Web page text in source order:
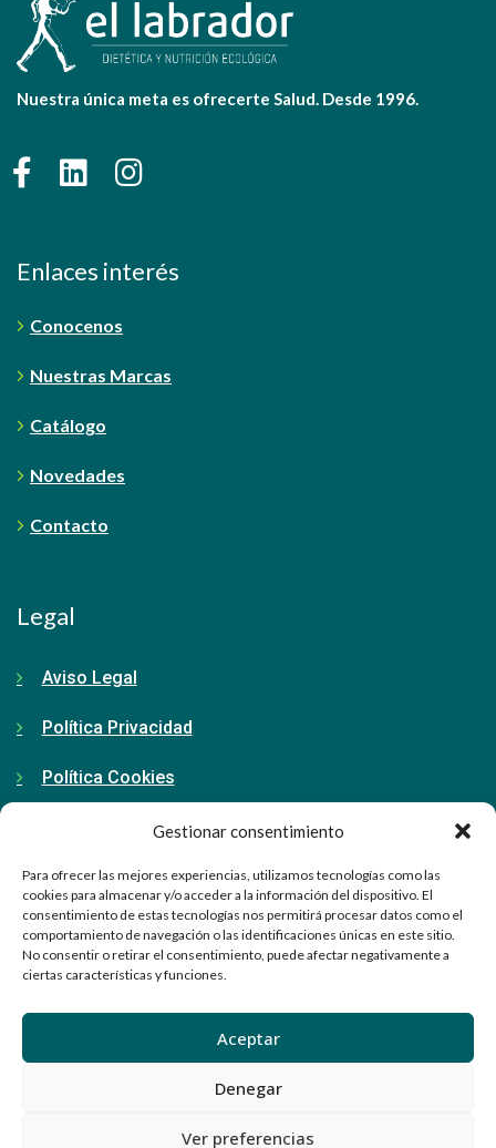
Gestionar consentimiento
Para ofrecer las mejores experiencias, utilizamos tecnologías como las
cookies para almacenar y/o acceder a la información del dispositivo. El
consentimiento de estas tecnologías nos permitirá procesar datos como el
comportamiento de navegación o las identificaciones únicas en este sitio.
No consentir o retirar el consentimiento, puede afectar negativamente a
ciertas características y funciones.
Aceptar
Denegar
Ver preferencias
Nuestra única meta es ofrecerte Salud. Desde 1996.
Enlaces interés
Conocenos
Nuestras Marcas
Catálogo
Novedades
Contacto
Legal
Aviso Legal
Política Privacidad
Política Cookies
Contacto
91 798 71 15
info@ellabrador.es